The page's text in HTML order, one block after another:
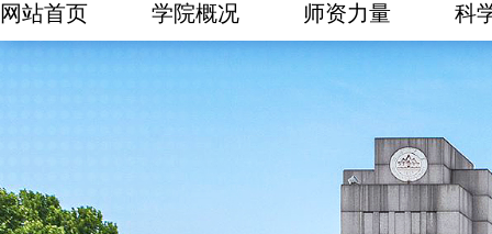
网站首页 学院概况 师资力量 科